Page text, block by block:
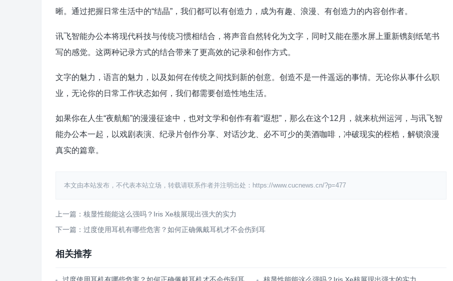
晰。通过把握日常生活中的“结晶”，我们都可以有创造力，成为有趣、浪漫、有创造力的内容创作者。
讯飞智能办公本将现代科技与传统习惯相结合，将声音自然转化为文字，同时又能在墨水屏上重新镌刻纸笔书
写的感觉。这两种记录方式的结合带来了更高效的记录和创作方式。
文字的魅力，语言的魅力，以及如何在传统之间找到新的创意。创造不是一件遥远的事情。无论你从事什么职
业，无论你的日常工作状态如何，我们都需要创造性地生活。
如果你在人生“夜航船”的漫漫征途中，也对文学和创作有着“遐想”，那么在这个12月，就来杭州运河，与讯飞智
能办公本一起，以戏剧表演、纪录片创作分享、对话沙龙、必不可少的美酒咖啡，冲破现实的桎梏，解锁浪漫
真实的篇章。
本文由本站发布，不代表本站立场，转载请联系作者并注明出处：https://www.cucnews.cn/?p=477
上一篇：核显性能能这么强吗？Iris Xe核展现出强大的实力
下一篇：过度使用耳机有哪些危害？如何正确佩戴耳机才不会伤到耳
相关推荐